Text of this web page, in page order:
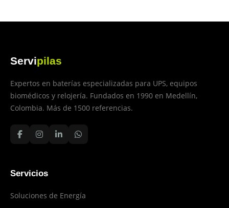
Servipilas
Expertos en baterías especializadas para UPS, equipos
biomédicos y relojería. Fundados en 1990 en Medellín,
Colombia. Más de 1500 referencias.
Servicios
Soluciones de Energía